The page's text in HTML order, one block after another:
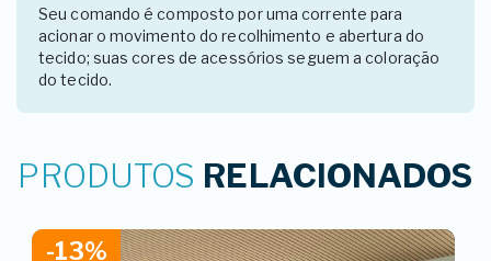
Seu comando é composto por uma corrente para
acionar o movimento do recolhimento e abertura do
tecido; suas cores de acessórios seguem a coloração
do tecido.
PRODUTOS RELACIONADOS
-13%